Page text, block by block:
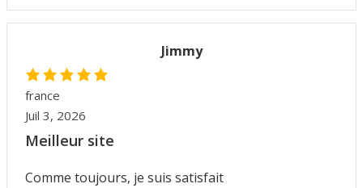
Jimmy
france
Juil 3, 2026
Meilleur site
Comme toujours, je suis satisfait